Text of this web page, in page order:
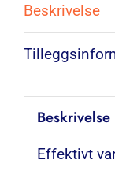
Beskrivelse
Beskrivelse
Effektivt